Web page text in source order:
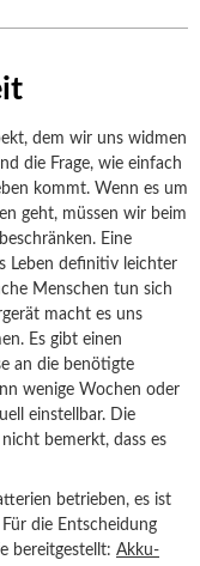
dem wir uns widmen
die Frage, wie einfach
kommt. Wenn es um
geht, müssen wir beim
Eine
Leben definitiv leichter
Menschen tun sich
macht es uns
Es gibt einen
an die benötigte
wenige Wochen oder
einstellbar. Die
bemerkt, dass es
betrieben, es ist
die Entscheidung
bereitgestellt: Akku-